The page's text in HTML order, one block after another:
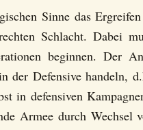
Sinne das
Schlacht. Dabei
beginnen. Der
Defensive handeln,
in defensiven
Armee durch Wechsel